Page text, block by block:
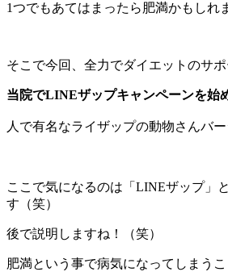
1つでもあてはまったら肥満かもしれ
そこで今回、全力でダイエットのサ
当院でLINEザップキャンペーンを始
人で有名なライザップの動物さんバ
ここで気になるのは「LINEザップ」
す（笑）
後で説明しますね！（笑）
肥満という事で病気になってしまう